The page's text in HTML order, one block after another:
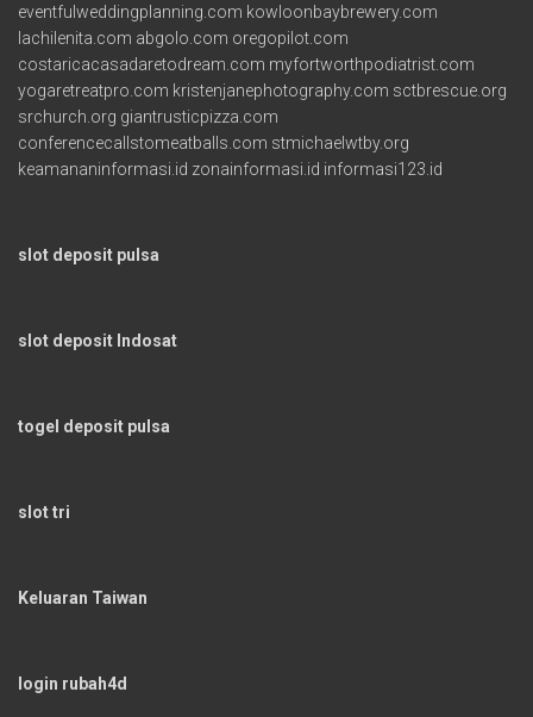
eventfulweddingplanning.com kowloonbaybrewery.com
lachilenita.com abgolo.com oregopilot.com
costaricacasadaretodream.com myfortworthpodiatrist.com
yogaretreatpro.com kristenjanephotography.com sctbrescue.org
srchurch.org giantrusticpizza.com
conferencecallstomeatballs.com stmichaelwtby.org
keamananinformasi.id zonainformasi.id informasi123.id
slot deposit pulsa
slot deposit Indosat
togel deposit pulsa
slot tri
Keluaran Taiwan
login rubah4d